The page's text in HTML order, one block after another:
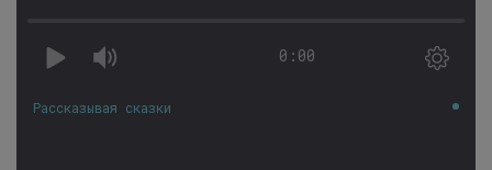
0:00
Рассказывая сказки